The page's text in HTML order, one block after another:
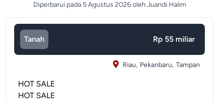
Diperbarui pada 5 Agustus 2026 oleh Juandi Halim
Tanah Rp 55 miliar
Riau, Pekanbaru, Tampan
HOT SALE
HOT SALE